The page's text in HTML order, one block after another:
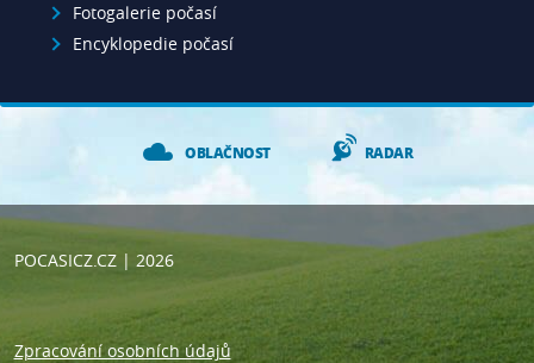
Fotogalerie počasí
Encyklopedie počasí
OBLAČNOST RADAR
POCASICZ.CZ| 2026
Zpracování osobních údajů